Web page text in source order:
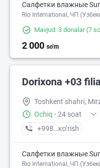
Салфетки влажные
Rio International, ЧП
Mavjud: 3 donalar(7
2 000 so'm
Dorixona +03
Toshkent shahri,
Ochiq · 24 soat
+998 (95) XXX-XX-
кo’rish
Салфетки влажные
Rio International, ЧП